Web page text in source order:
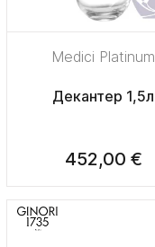
Medici Platinum
Декантер 1,5л
452,00 €